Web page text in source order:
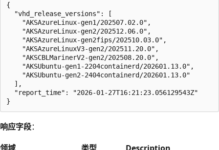
{
  "vhd_release_versions": [
    "AKSAzureLinux-gen1/202507.02.0",
    "AKSAzureLinux-gen2/202512.06.0",
    "AKSAzureLinux-gen2fips/202510.03.0",
    "AKSAzureLinuxV3-gen2/202511.20.0",
    "AKSCBLMarinerV2-gen2/202508.20.0",
    "AKSUbuntu-gen1-2204containerd/202601.13.0",
    "AKSUbuntu-gen2-2404containerd/202601.13.0"
  ],
  "report_time": "2026-01-27T16:21:23.056129543Z"
响应字段：
领域
类型 Description